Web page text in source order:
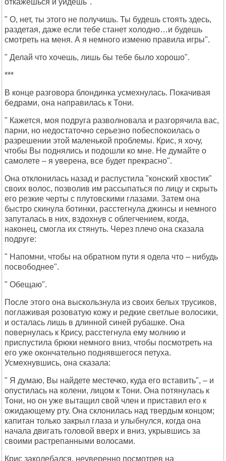
откажешься и уйдешь".
" О, нет, ты этого не получишь. Ты будешь стоять здесь,
раздетая, даже если тебе станет холодно…и будешь
смотреть на меня. А я немного изменю правила игры".
" Делай что хочешь, лишь бы тебе было хорошо".
***
В конце разговора блондинка усмехнулась. Покачивая
бедрами, она направилась к Тони.
" Кажется, моя подруга разволновала и разгорячила вас,
парни, но недостаточно серьезно побеспокоилась о
разрешении этой маленькой проблемы. Крис, я хочу,
чтобы Вы поднялись и подошли ко мне. Не думайте о
самолете – я уверена, все будет прекрасно".
Она отклонилась назад и распустила "конский хвостик"
своих волос, позволив им рассыпаться по лицу и скрыть
его резкие черты с плутовскими глазами. Затем она
быстро скинула ботинки, расстегнула джинсы и немного
запуталась в них, вздохнув с облегчением, когда,
наконец, смогла их стянуть. Через плечо она сказала
подруге:
" Напомни, чтобы на обратном пути я одела что – нибудь
посвободнее".
" Обещаю".
После этого она выскользнула из своих белых трусиков,
поглаживая розоватую кожу и редкие светлые волосики,
и осталась лишь в длинной синей рубашке. Она
повернулась к Крису, расстегнула ему молнию и
приспустила брюки немного вниз, чтобы посмотреть на
его уже окончательно поднявшегося петуха.
Усмехнувшись, она сказала:
" Я думаю, Вы найдете местечко, куда его вставить", – и
опустилась на колени, лицом к Тони. Она потянулась к
Тони, но он уже вытащил свой член и приставил его к
ожидающему рту. Она склонилась над твердым концом;
капитан только закрыл глаза и улыбнулся, когда она
начала двигать головой вверх и вниз, укрывшись за
своими растрепанными волосами.
Крис заколебался, неуверенно посмотрев на